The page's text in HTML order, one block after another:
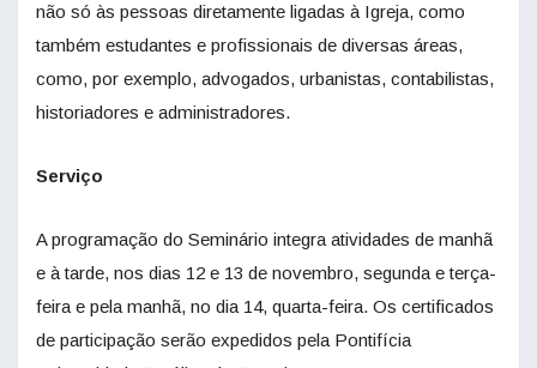
não só às pessoas diretamente ligadas à Igreja, como
também estudantes e profissionais de diversas áreas,
como, por exemplo, advogados, urbanistas, contabilistas,
historiadores e administradores.
Serviço
A programação do Seminário integra atividades de manhã
e à tarde, nos dias 12 e 13 de novembro, segunda e terça-
feira e pela manhã, no dia 14, quarta-feira. Os certificados
de participação serão expedidos pela Pontifícia